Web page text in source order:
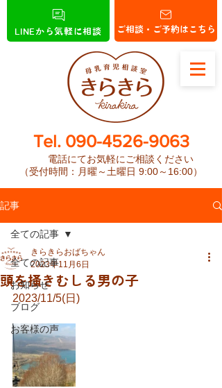
ご相談・ご予約はこちら
LINEから気軽に相談
​Tel. 090-4526-9063
電話にてお気軽にご相談ください
（受付時間：月曜～土曜日 9:00～16:00）
記事
全ての記事
お知らせ
ブログ
お客様の声
全ての記事
頭を掻きむしる男の子
きらきらおばちゃん
2023年11月6日
2023/11/5(日)